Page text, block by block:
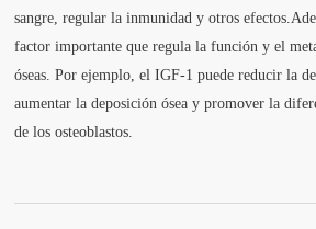
sangre, regular la inmunidad y otros
factor importante que regula la función y el
óseas. Por ejemplo, el IGF-1 puede reducir la
aumentar la deposición ósea y promover la
de los osteoblastos.